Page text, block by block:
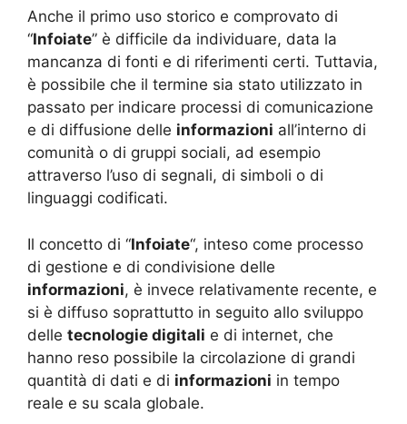
Anche il primo uso storico e comprovato di
“Infoiate” è difficile da individuare, data la
mancanza di fonti e di riferimenti certi. Tuttavia,
è possibile che il termine sia stato utilizzato in
passato per indicare processi di comunicazione
e di diffusione delle informazioni all’interno di
comunità o di gruppi sociali, ad esempio
attraverso l’uso di segnali, di simboli o di
linguaggi codificati.
Il concetto di “Infoiate“, inteso come processo
di gestione e di condivisione delle
informazioni, è invece relativamente recente, e
si è diffuso soprattutto in seguito allo sviluppo
delle tecnologie digitali e di internet, che
hanno reso possibile la circolazione di grandi
quantità di dati e di informazioni in tempo
reale e su scala globale.